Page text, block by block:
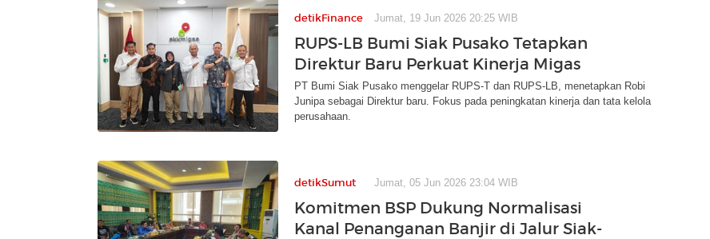
detikFinance Jumat, 19 Jun 2026 20:25 WIB
RUPS-LB Bumi Siak Pusako Tetapkan
Direktur Baru Perkuat Kinerja Migas
PT Bumi Siak Pusako menggelar RUPS-T dan RUPS-LB, menetapkan Robi
Junipa sebagai Direktur baru. Fokus pada peningkatan kinerja dan tata kelola
perusahaan.
detikSumut Jumat, 05 Jun 2026 23:04 WIB
Komitmen BSP Dukung Normalisasi
Kanal Penanganan Banjir di Jalur Siak-